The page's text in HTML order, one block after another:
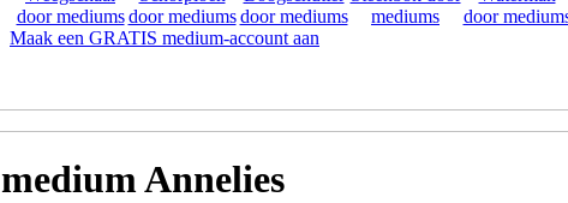
Maak een GRATIS medium-account aan
medium Annelies